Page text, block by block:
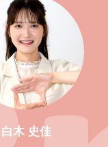
白木 史佳